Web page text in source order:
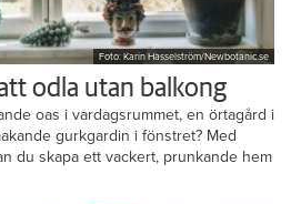
Foto: Karin Hasselström/Newbotanic.se
odla utan balkong
oas i vardagsrummet, en örtagård i
gurkgardin i fönstret? Med
du skapa ett vackert, prunkande hem